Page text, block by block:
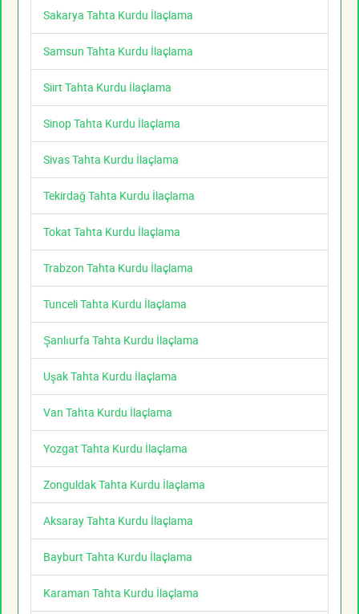
Sakarya Tahta Kurdu İlaçlama
Samsun Tahta Kurdu İlaçlama
Siirt Tahta Kurdu İlaçlama
Sinop Tahta Kurdu İlaçlama
Sivas Tahta Kurdu İlaçlama
Tekirdağ Tahta Kurdu İlaçlama
Tokat Tahta Kurdu İlaçlama
Trabzon Tahta Kurdu İlaçlama
Tunceli Tahta Kurdu İlaçlama
Şanlıurfa Tahta Kurdu İlaçlama
Uşak Tahta Kurdu İlaçlama
Van Tahta Kurdu İlaçlama
Yozgat Tahta Kurdu İlaçlama
Zonguldak Tahta Kurdu İlaçlama
Aksaray Tahta Kurdu İlaçlama
Bayburt Tahta Kurdu İlaçlama
Karaman Tahta Kurdu İlaçlama